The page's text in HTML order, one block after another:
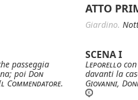
ATTO
Giardino.
SCENA I
passeggia
poi Don
Commendatore.
Leporello
davanti la
Giovanni,